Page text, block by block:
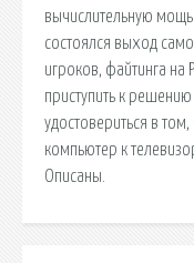
вычислительную
состоялся выход
игроков, файтинга
приступить к
удостовериться в
компьютер к
Описаны.